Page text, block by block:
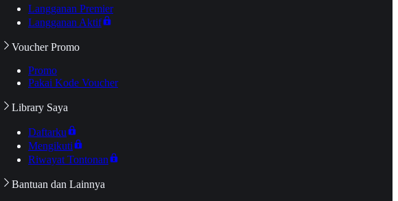
Langganan Premier
Langganan Aktif
Voucher Promo
Promo
Pakai Kode Voucher
Library Saya
Daftarku
Mengikuti
Riwayat Tontonan
Bantuan dan Lainnya